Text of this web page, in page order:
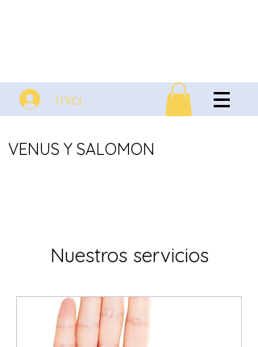
Iniciar sesión
VENUS Y SALOMON
Nuestros servicios